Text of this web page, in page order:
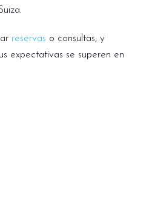
reservas o consultas, y
expectativas se superen en